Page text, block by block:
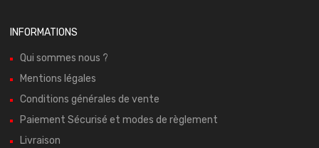
INFORMATIONS
Qui sommes nous ?
Mentions légales
Conditions générales de vente
Paiement Sécurisé et modes de règlement
Livraison